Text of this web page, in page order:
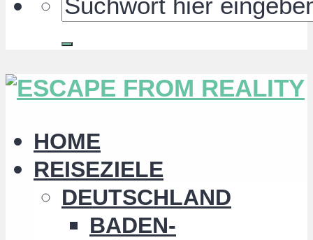
HOME
REISEZIELE
DEUTSCHLAND
BADEN-